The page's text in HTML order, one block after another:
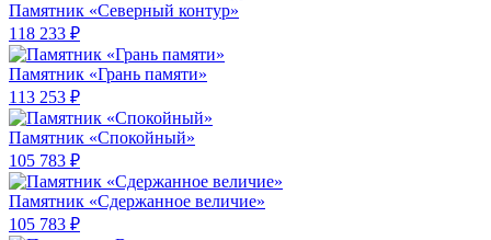
Памятник «Северный контур»
118 233 ₽
Памятник «Грань памяти»
113 253 ₽
Памятник «Спокойный»
105 783 ₽
Памятник «Сдержанное величие»
105 783 ₽